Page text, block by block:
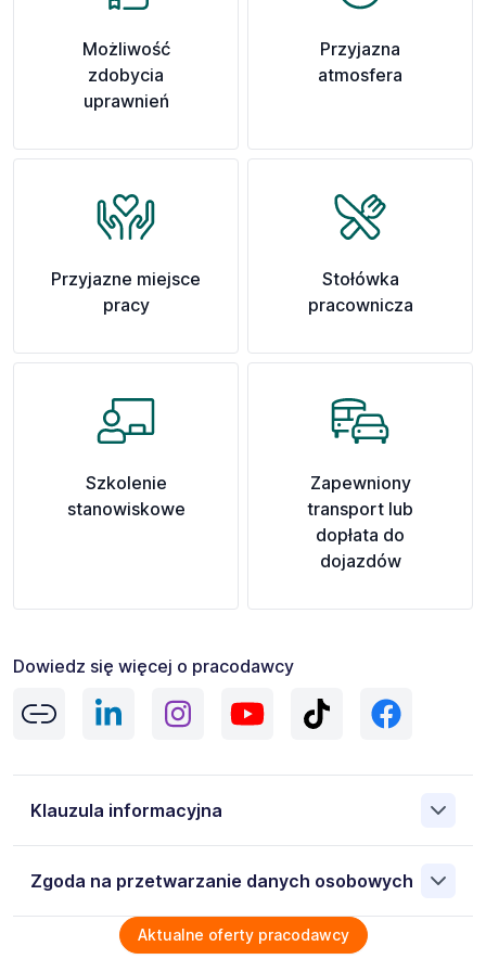
Możliwość
zdobycia
uprawnień
Przyjazna
atmosfera
Przyjazne miejsce
pracy
Stołówka
pracownicza
Szkolenie
stanowiskowe
Zapewniony
transport lub
dopłata do
dojazdów
Dowiedz się więcej o pracodawcy
Klauzula informacyjna
Zgoda na przetwarzanie danych osobowych
Wyrażam zgodę na przetwarzanie moich danych
osobowych przez AB Job Service Polska Sp. z o.o. 53-
Aktualne oferty pracodawcy